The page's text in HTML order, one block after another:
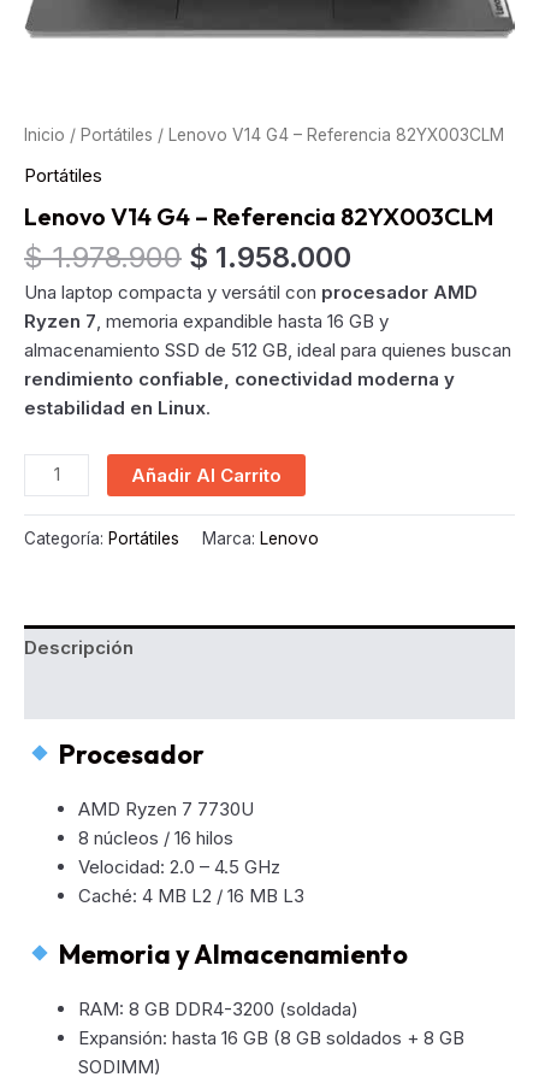
Inicio / Portátiles / Lenovo V14 G4 – Referencia 82YX003CLM
Portátiles
Lenovo V14 G4 – Referencia 82YX003CLM
$1.978.900 Original
price
was:
$ 1.978.900.
$ 1.958.000
price
is:
$ 1.958.000.
Una laptop compacta y versátil con procesador AMD
Ryzen 7 , memoria expandible hasta 16 GB y
almacenamiento SSD de 512 GB, ideal para quienes buscan
rendimiento confiable, conectividad moderna y
estabilidad en Linux.
Lenovo
V14
cantidad
Añadir Al Carrito
Categoría: Portátiles Marca: Lenovo
Descripción
Procesador
AMD Ryzen 7 7730U
8 núcleos / 16 hilos
Velocidad: 2.0 – 4.5 GHz
Caché: 4 MB L2 / 16 MB L3
Memoria y Almacenamiento
RAM: 8 GB DDR4-3200 (soldada)
Expansión: hasta 16 GB (8 GB soldados + 8 GB
SODIMM)